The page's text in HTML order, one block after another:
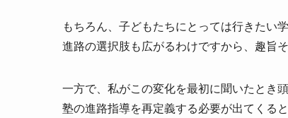
もちろん、子どもたちにとっては行きたい
進路の選択肢も広がるわけですから、趣旨
一方で、私がこの変化を最初に聞いたとき
塾の進路指導を再定義する必要が出てくる